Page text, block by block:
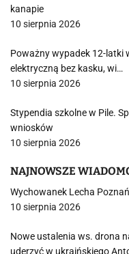
kanapie
10 sierpnia 2026
Poważny wypadek 12-latki
elektryczną bez kasku, wi…
10 sierpnia 2026
Stypendia szkolne w Pile.
wniosków
10 sierpnia 2026
NAJNOWSZE
Wychowanek Lecha
10 sierpnia 2026
Nowe ustalenia ws. drona
uderzyć w ukraińskiego